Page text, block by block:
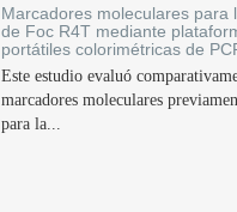
Marcadores moleculares para
de Foc R4T mediante
portátiles colorimétricas de
Este estudio evaluó
marcadores moleculares
para la...